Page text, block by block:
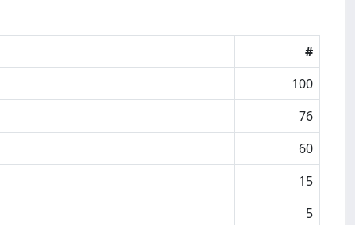
#
100
76
60
15
5